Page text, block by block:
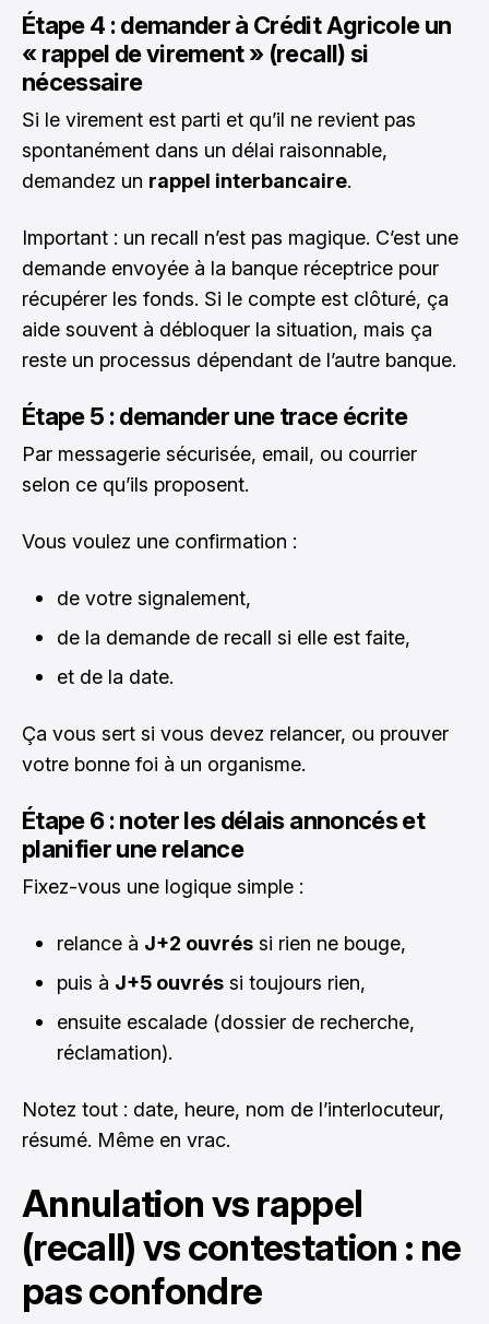
Étape 4 : demander à Crédit Agricole un
« rappel de virement » (recall) si
nécessaire
Si le virement est parti et qu’il ne revient pas
spontanément dans un délai raisonnable,
demandez un rappel interbancaire.
Important : un recall n’est pas magique. C’est une
demande envoyée à la banque réceptrice pour
récupérer les fonds. Si le compte est clôturé, ça
aide souvent à débloquer la situation, mais ça
reste un processus dépendant de l’autre banque.
Étape 5 : demander une trace écrite
Par messagerie sécurisée, email, ou courrier
selon ce qu’ils proposent.
Vous voulez une confirmation :
de votre signalement,
de la demande de recall si elle est faite,
et de la date.
Ça vous sert si vous devez relancer, ou prouver
votre bonne foi à un organisme.
Étape 6 : noter les délais annoncés et
planifier une relance
Fixez-vous une logique simple :
relance à J+2 ouvrés si rien ne bouge,
puis à J+5 ouvrés si toujours rien,
ensuite escalade (dossier de recherche,
réclamation).
Notez tout : date, heure, nom de l’interlocuteur,
résumé. Même en vrac.
Annulation vs rappel
(recall) vs contestation : ne
pas confondre